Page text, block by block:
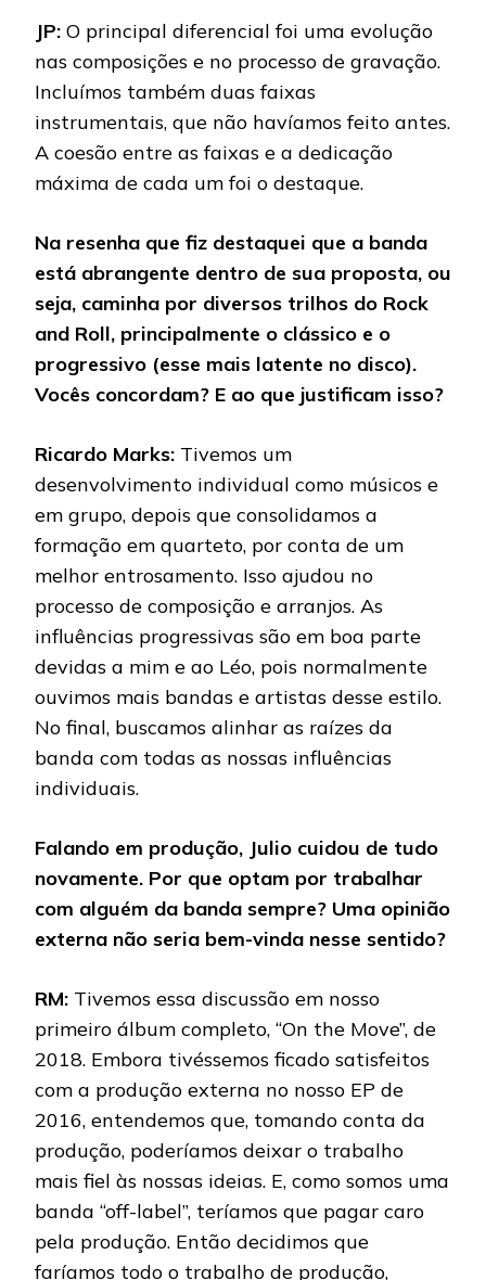
JP: O principal diferencial foi uma evolução
nas composições e no processo de gravação.
Incluímos também duas faixas
instrumentais, que não havíamos feito antes.
A coesão entre as faixas e a dedicação
máxima de cada um foi o destaque.
Na resenha que fiz destaquei que a banda
está abrangente dentro de sua proposta, ou
seja, caminha por diversos trilhos do Rock
and Roll, principalmente o clássico e o
progressivo (esse mais latente no disco).
Vocês concordam? E ao que justificam isso?
Ricardo Marks: Tivemos um
desenvolvimento individual como músicos e
em grupo, depois que consolidamos a
formação em quarteto, por conta de um
melhor entrosamento. Isso ajudou no
processo de composição e arranjos. As
influências progressivas são em boa parte
devidas a mim e ao Léo, pois normalmente
ouvimos mais bandas e artistas desse estilo.
No final, buscamos alinhar as raízes da
banda com todas as nossas influências
individuais.
Falando em produção, Julio cuidou de tudo
novamente. Por que optam por trabalhar
com alguém da banda sempre? Uma opinião
externa não seria bem-vinda nesse sentido?
RM: Tivemos essa discussão em nosso
primeiro álbum completo, “On the Move”, de
2018. Embora tivéssemos ficado satisfeitos
com a produção externa no nosso EP de
2016, entendemos que, tomando conta da
produção, poderíamos deixar o trabalho
mais fiel às nossas ideias. E, como somos uma
banda “off-label”, teríamos que pagar caro
pela produção. Então decidimos que
faríamos todo o trabalho de produção,